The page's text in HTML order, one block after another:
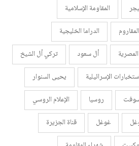
المقاومة الإسلامية
الدراما الخليجية
المصرية أل سعود
تركي أل الشيخ
الإسرائيلية
يحيى السنوار
روسيا
الإعلام الروسي
غوغل
قناة الجزيرة